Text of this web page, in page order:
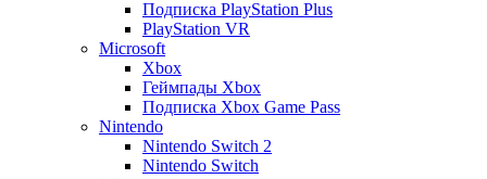
Подписка PlayStation Plus
PlayStation VR
Microsoft
Xbox
Геймпады Xbox
Подписка Xbox Game Pass
Nintendo
Nintendo Switch 2
Nintendo Switch